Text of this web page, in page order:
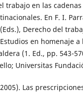
trabajo en las
En F. I.
Derecho del
en homenaje a
(1. Ed., pp. 543-
Universitas
Las